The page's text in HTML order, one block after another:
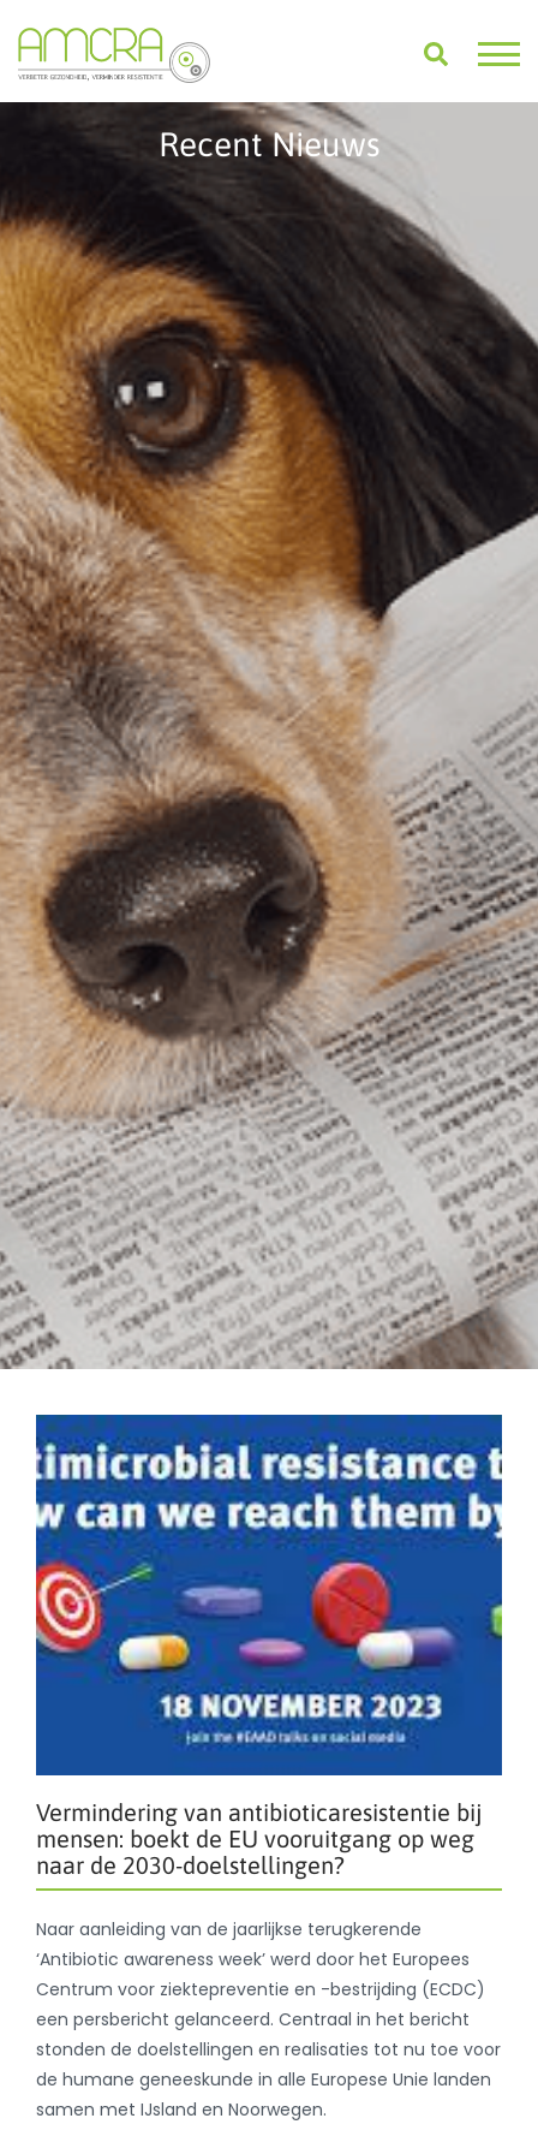
Recent Nieuws
Vermindering van antibioticaresistentie bij
mensen: boekt de EU vooruitgang op weg
naar de 2030-doelstellingen?
Naar aanleiding van de jaarlijkse terugkerende
‘Antibiotic awareness week’ werd door het Europees
Centrum voor ziektepreventie en -bestrijding (ECDC)
een persbericht gelanceerd. Centraal in het bericht
stonden de doelstellingen en realisaties tot nu toe voor
de humane geneeskunde in alle Europese Unie landen
samen met IJsland en Noorwegen.